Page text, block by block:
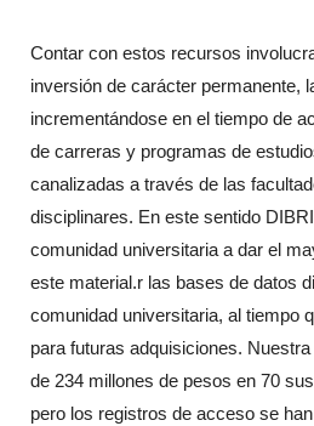
Contar con estos recursos
inversión de carácter permanente,
incrementándose en el tiempo de
de carreras y programas de
canalizadas a través de las
disciplinares. En este sentido
comunidad universitaria a dar el
este material.r las bases de datos
comunidad universitaria, al tiempo
para futuras adquisiciones.
de 234 millones de pesos en 70
pero los registros de acceso se